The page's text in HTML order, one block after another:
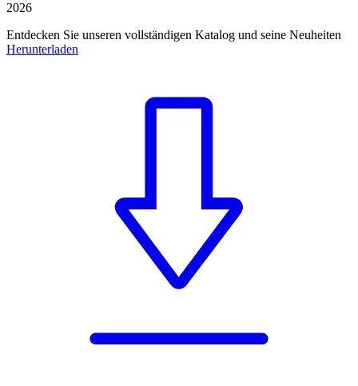
2026
Entdecken Sie unseren vollständigen Katalog und seine Neuheiten
Herunterladen